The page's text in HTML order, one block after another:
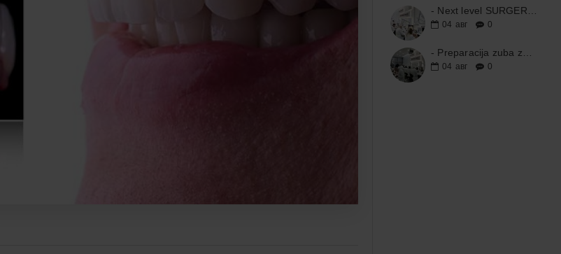
- Next level SURGERY course – SINUS LIFT
04 авг 0
- Preparacija zuba za keramičke nadoknade (krunice i fasete) - PROFESOR TODOROVIC - 19.09.2026.
04 авг 0